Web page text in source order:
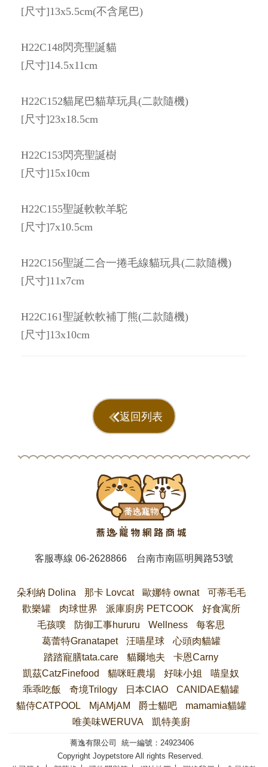
[尺寸]13x5.5cm(不含尾巴)
H22C148閃亮聖誕貓
[尺寸]14.5x11cm
H22C152貓尾巴貓草玩具(二款隨機)
[尺寸]23x18.5cm
H22C153閃亮聖誕樹
[尺寸]15x10cm
H22C155聖誕軟軟羊駝
[尺寸]7x10.5cm
H22C156聖誕二合一捲毛線貓玩具(二款隨機)
[尺寸]11x7cm
H22C161聖誕軟軟補丁熊(二款隨機)
[尺寸]13x10cm
返回列表
客服專線06-2628866 台南市南區明興路53號
朵利納 Dolina 那卡 Lovcat 歐娜特 ownat
可蒂毛毛
歡樂罐
肉球世界 派庫廚房 PETCOOK
好食寓所
毛孩噗
防御工事hururu Wellness
每客思
葛蕾特Granatapet
汪喵星球
心頭肉貓罐
踏踏寵膳tata.care
貓爾地夫
卡恩Carny
凱茲CatzFinefood
貓咪旺農場 好味小姐
喵皇奴
乖乖吃飯
奇境Trilogy 日本CIAO
CANIDAE貓罐
貓侍CATPOOL
MjAMjAM 爵士貓吧
mamamia貓罐
唯美味WERUVA
凱特美廚
蕎逸有限公司 統一編號：24923406
Copyright Joypetstore All rights Reserved.